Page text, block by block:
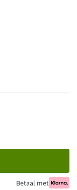
Betaal met